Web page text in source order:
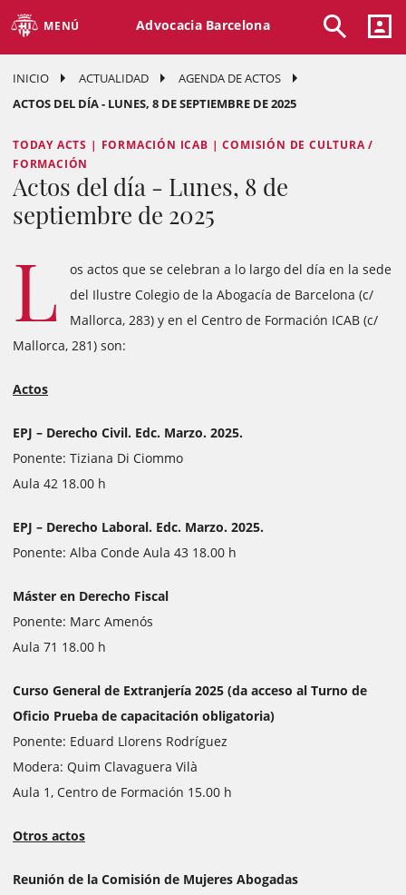
MENÚ Advocacia Barcelona
INICIO ACTUALIDAD
AGENDA DE ACTOS
ACTOS DEL DÍA - LUNES, 8 DE SEPTIEMBRE DE 2025
TODAY ACTS | FORMACIÓN ICAB | COMISIÓN DE CULTURA /
FORMACIÓN
Actos del día - Lunes, 8 de
septiembre de 2025
L
os actos que se celebran a lo largo del día en la sede
del Ilustre Colegio de la Abogacía de Barcelona (c/
Mallorca, 283) y en el Centro de Formación ICAB (c/
Mallorca, 281) son:
Actos
EPJ – Derecho Civil. Edc. Marzo. 2025.
Ponente: Tiziana Di Ciommo
Aula 42 18.00 h
EPJ – Derecho Laboral. Edc. Marzo. 2025.
Ponente: Alba Conde Aula 43 18.00 h
Máster en Derecho Fiscal
Ponente: Marc Amenós
Aula 71 18.00 h
Curso General de Extranjería 2025 (da acceso al Turno de
Oficio Prueba de capacitación obligatoria)
Ponente: Eduard Llorens Rodríguez
Modera: Quim Clavaguera Vilà
Aula 1, Centro de Formación 15.00 h
Otros actos
Reunión de la Comisión de Mujeres Abogadas